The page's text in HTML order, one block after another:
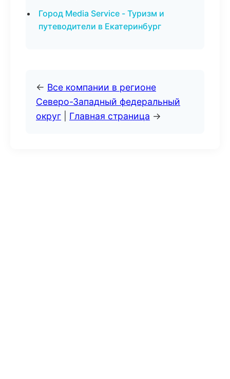
Город Media Service - Туризм и
путеводители в Екатеринбург
← Все компании в регионе
Северо-Западный федеральный
округ
Главная страница →